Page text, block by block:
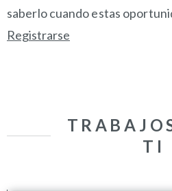
saberlo cuando estas
Registrarse
TI